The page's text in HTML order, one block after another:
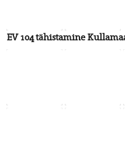
EV 104 tähistamine